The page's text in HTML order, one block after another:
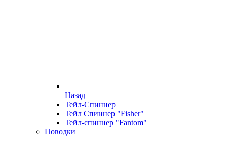
Назад
Тейл-Спиннер
Тейл Спиннер "Fisher"
Тейл-спиннер "Fantom"
Поводки